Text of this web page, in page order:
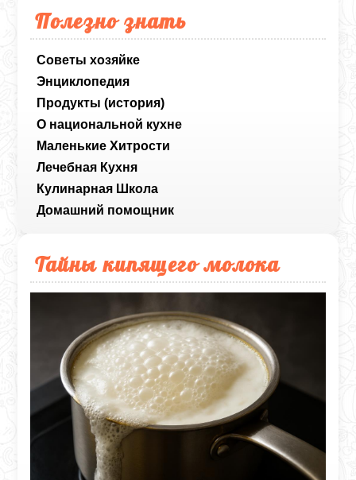
Полезно знать
Советы хозяйке
Энциклопедия
Продукты (история)
О национальной кухне
Маленькие Хитрости
Лечебная Кухня
Кулинарная Школа
Домашний помощник
Тайны кипящего молока